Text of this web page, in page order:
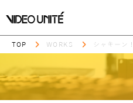
TOP WORKS シャキーン！